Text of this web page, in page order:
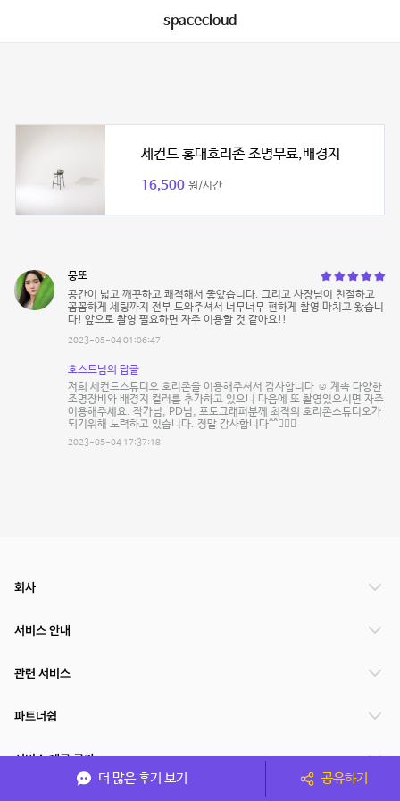
spacecloud
세컨드 홍대호리존 조명무료,배경지
16,500 원/시간
뭉또
공간이 넓고 깨끗하고 쾌적해서 좋았습니다. 그리고 사장님이 친절하고
꼼꼼하게 세팅까지 전부 도와주셔서 너무너무 편하게 촬영 마치고 왔습니
다! 앞으로 촬영 필요하면 자주 이용할 것 같아요!!
2023-05-04 01:06:47
호스트님의 답글
저희 세컨드스튜디오 호리존을 이용해주셔서 감사합니다 ☺️ 계속 다양한
조명장비와 배경지 컬러를 추가하고 있으니 다음에 또 촬영있으시면 자주
이용해주세요. 작가님, PD님, 포토그래퍼분께 최적의 호리존스튜디오가
되기위해 노력하고 있습니다. 정말 감사합니다^^🙇🏻‍♂️
2023-05-04 17:37:18
더 많은 후기 보기 공유하기
회사
서비스 안내
관련 서비스
파트너쉽
서비스 제공 국가